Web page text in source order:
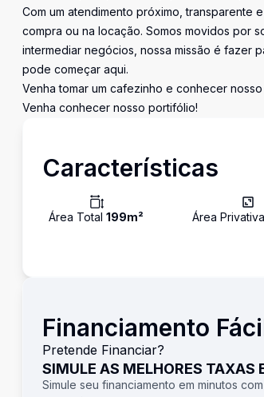
Com um atendimento próximo, transparente
compra ou na locação. Somos movidos por
intermediar negócios, nossa missão é fazer
pode começar aqui.
Venha tomar um cafezinho e conhecer nosso
Venha conhecer nosso portifólio!
Características
Área Total 199m² Área Privativa
Financiamento
Pretende Financiar?
SIMULE AS MELHORES TAXAS
Simule seu financiamento em minutos